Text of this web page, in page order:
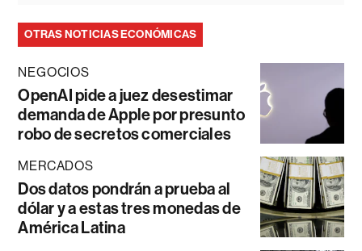
OTRAS NOTICIAS ECONÓMICAS
NEGOCIOS
OpenAI pide a juez desestimar
demanda de Apple por presunto
robo de secretos comerciales
MERCADOS
Dos datos pondrán a prueba al
dólar y a estas tres monedas de
América Latina